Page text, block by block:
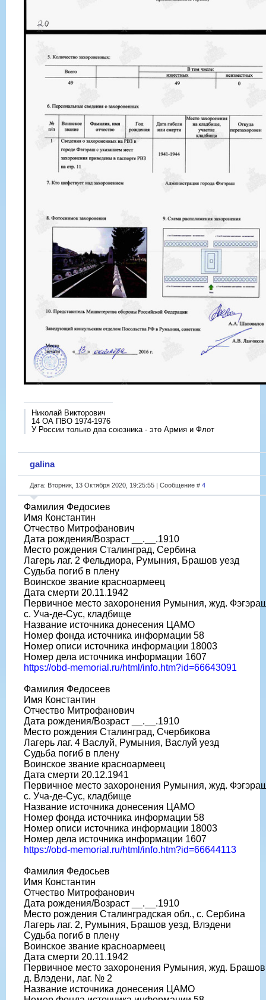
Николай Викторович
14 ОА ПВО 1974-1976
У России только два союзника - это Армия и Флот
galina
Дата: Вторник, 13 Октября 2020, 19:25:55 | Сообщение # 4
Фамилия Федосиев
Имя Константин
Отчество Митрофанович
Дата рождения/Возраст __.__.1910
Место рождения Сталинград, Сербина
Лагерь лаг. 2 Фельдиора, Румыния, Брашов уезд
Судьба погиб в плену
Воинское звание красноармеец
Дата смерти 20.11.1942
Первичное место захоронения Румыния, жуд.
с. Уча-де-Сус, кладбище
Название источника донесения ЦАМО
Номер фонда источника информации 58
Номер описи источника информации 18003
Номер дела источника информации 1607
https://obd-memorial.ru/html/info.htm?id=66643091
Фамилия Федосеев
Имя Константин
Отчество Митрофанович
Дата рождения/Возраст __.__.1910
Место рождения Сталинград, Счербикова
Лагерь лаг. 4 Васлуй, Румыния, Васлуй уезд
Судьба погиб в плену
Воинское звание красноармеец
Дата смерти 20.12.1941
Первичное место захоронения Румыния, жуд.
с. Уча-де-Сус, кладбище
Название источника донесения ЦАМО
Номер фонда источника информации 58
Номер описи источника информации 18003
Номер дела источника информации 1607
https://obd-memorial.ru/html/info.htm?id=66644113
Фамилия Федосьев
Имя Константин
Отчество Митрофанович
Дата рождения/Возраст __.__.1910
Место рождения Сталинградская обл., с. Сербина
Лагерь лаг. 2, Румыния, Брашов уезд, Влэдени
Судьба погиб в плену
Воинское звание красноармеец
Дата смерти 20.11.1942
Первичное место захоронения Румыния, жуд.
д. Влэдени, лаг. № 2
Название источника донесения ЦАМО